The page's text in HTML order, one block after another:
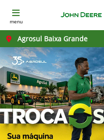
menu
Agrosul Baixa Grande